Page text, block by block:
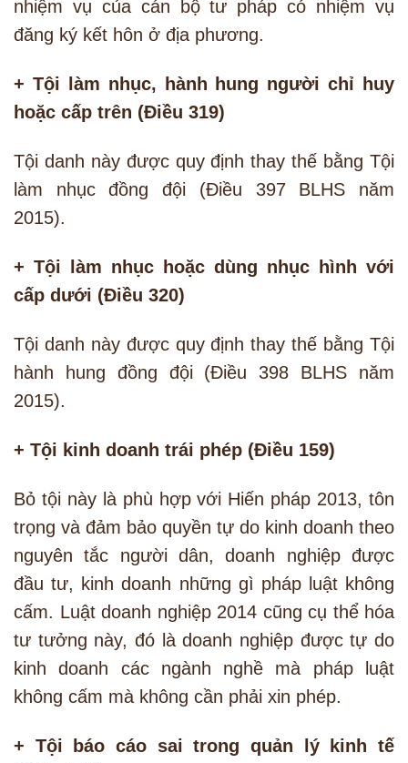
nhiệm vụ của cán bộ tư pháp có nhiệm vụ
đăng ký kết hôn ở địa phương.
+ Tội làm nhục, hành hung người chỉ huy
hoặc cấp trên (Điều 319)
Tội danh này được quy định thay thế bằng Tội
làm nhục đồng đội (Điều 397 BLHS năm
2015).
+ Tội làm nhục hoặc dùng nhục hình với
cấp dưới (Điều 320)
Tội danh này được quy định thay thế bằng Tội
hành hung đồng đội (Điều 398 BLHS năm
2015).
+ Tội kinh doanh trái phép (Điều 159)
Bỏ tội này là phù hợp với Hiến pháp 2013, tôn
trọng và đảm bảo quyền tự do kinh doanh theo
nguyên tắc người dân, doanh nghiệp được
đầu tư, kinh doanh những gì pháp luật không
cấm. Luật doanh nghiệp 2014 cũng cụ thể hóa
tư tưởng này, đó là doanh nghiệp được tự do
kinh doanh các ngành nghề mà pháp luật
không cấm mà không cần phải xin phép.
+ Tội báo cáo sai trong quản lý kinh tế